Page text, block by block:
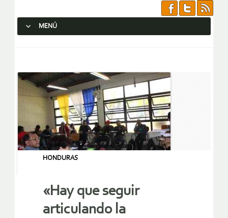
MENÚ
HONDURAS
«Hay que seguir
articulando la